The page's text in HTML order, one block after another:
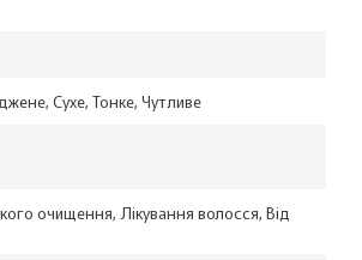
Сухе, Тонке, Чутливе
очищення, Лікування волосся, Від